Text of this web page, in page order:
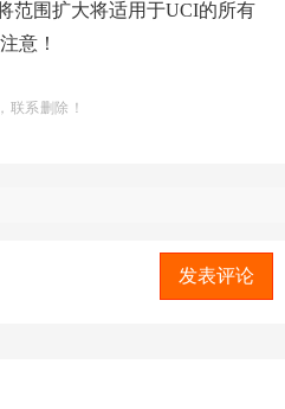
范围扩大将适用于UCI的所有
意！
联系删除！
发表评论